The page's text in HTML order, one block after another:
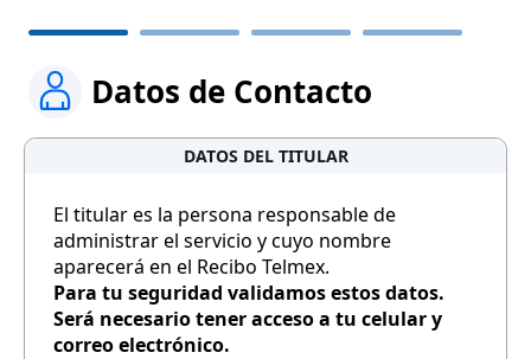
Datos de Contacto
DATOS DEL TITULAR
El titular es la persona responsable de
administrar el servicio y cuyo nombre
aparecerá en el Recibo Telmex.
Para tu seguridad validamos estos datos.
Será necesario tener acceso a tu celular y
correo electrónico.